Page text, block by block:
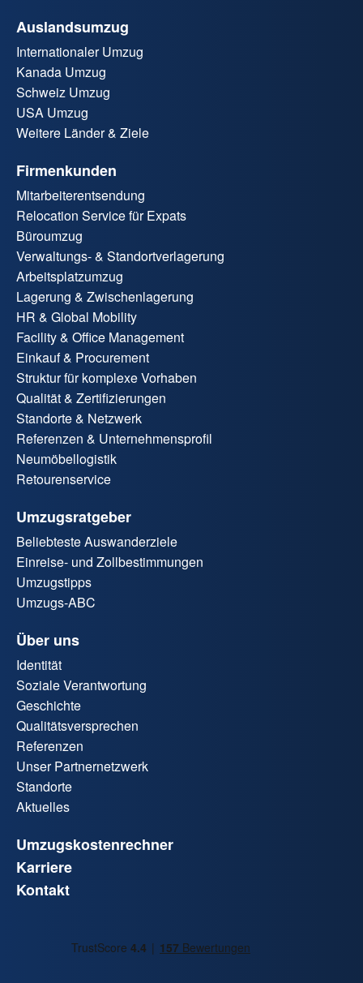
Auslandsumzug
Internationaler Umzug
Kanada Umzug
Schweiz Umzug
USA Umzug
Weitere Länder & Ziele
Firmenkunden
Mitarbeiterentsendung
Relocation Service für Expats
Büroumzug
Verwaltungs- & Standortverlagerung
Arbeitsplatzumzug
Lagerung & Zwischenlagerung
HR & Global Mobility
Facility & Office Management
Einkauf & Procurement
Struktur für komplexe Vorhaben
Qualität & Zertifizierungen
Standorte & Netzwerk
Referenzen & Unternehmensprofil
Neumöbellogistik
Retourenservice
Umzugsratgeber
Beliebteste Auswanderziele
Einreise- und Zollbestimmungen
Umzugstipps
Umzugs-ABC
Über uns
Identität
Soziale Verantwortung
Geschichte
Qualitätsversprechen
Referenzen
Unser Partnernetzwerk
Standorte
Aktuelles
Umzugskostenrechner
Karriere
Kontakt